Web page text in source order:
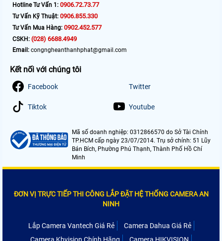
Hotline Tư Vấn 1: 0906.72.73.77
Tư Vấn Kỹ Thuật: 0906.855.330
Tư Vấn Mua Hàng: 0902.452.577
CSKH: (028) 6688.4949
Email: congngheanthanhphat@gmail.com
Kết nối với chúng tôi
Facebook Twitter
Tiktok Youtube
Mã số doanh nghiệp: 0312866570 do Sở Tài Chính
TP.HCM cấp ngày 23/07/2014. Trụ sở chính: 51 Lũy
Bán Bích, Phường Phú Thạnh, Thành Phố Hồ Chí
Minh
ĐƠN VỊ TRỰC TIẾP THI CÔNG LẮP ĐẶT HỆ THỐNG CAMERA AN
NINH
Lắp Camera Vantech Giá Rẻ
Camera Dahua Giá Rẻ
Camera Kbvision Chính Hãng
Camera HIKVISION